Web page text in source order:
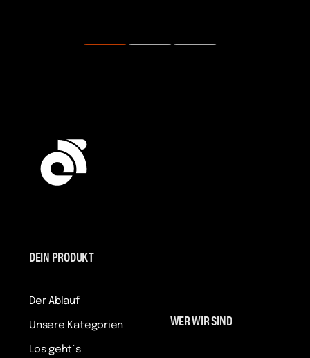
DEIN PRODUKT
Der Ablauf
Unsere Kategorien
Los geht´s
WER WIR SIND